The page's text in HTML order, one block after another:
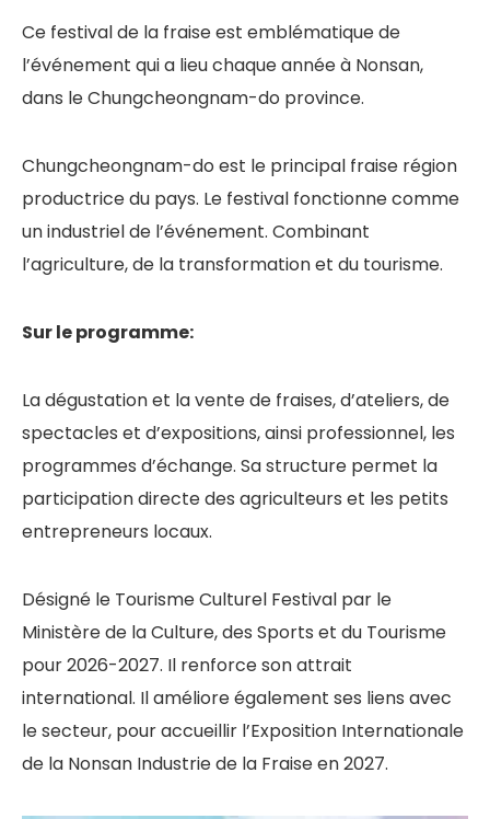
Ce festival de la fraise est emblématique de
l’événement qui a lieu chaque année à Nonsan,
dans le Chungcheongnam-do province.
Chungcheongnam-do est le principal fraise région
productrice du pays. Le festival fonctionne comme
un industriel de l’événement. Combinant
l’agriculture, de la transformation et du tourisme.
Sur le programme:
La dégustation et la vente de fraises, d’ateliers, de
spectacles et d’expositions, ainsi professionnel, les
programmes d’échange. Sa structure permet la
participation directe des agriculteurs et les petits
entrepreneurs locaux.
Désigné le Tourisme Culturel Festival par le
Ministère de la Culture, des Sports et du Tourisme
pour 2026-2027. Il renforce son attrait
international. Il améliore également ses liens avec
le secteur, pour accueillir l’Exposition Internationale
de la Nonsan Industrie de la Fraise en 2027.